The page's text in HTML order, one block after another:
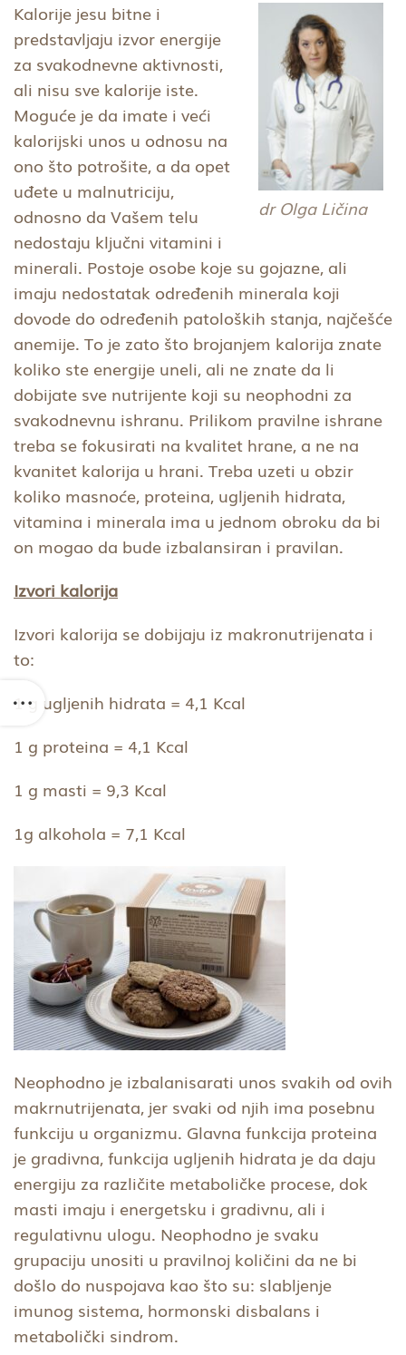
dr Olga Ličina
Kalorije jesu bitne i
predstavljaju izvor energije
za svakodnevne aktivnosti,
ali nisu sve kalorije iste.
Moguće je da imate i veći
kalorijski unos u odnosu na
ono što potrošite, a da opet
uđete u malnutriciju,
odnosno da Vašem telu
nedostaju ključni vitamini i
minerali. Postoje osobe koje su gojazne, ali
imaju nedostatak određenih minerala koji
dovode do određenih patoloških stanja, najčešće
anemije. To je zato što brojanjem kalorija znate
koliko ste energije uneli, ali ne znate da li
dobijate sve nutrijente koji su neophodni za
svakodnevnu ishranu. Prilikom pravilne ishrane
treba se fokusirati na kvalitet hrane, a ne na
kvanitet kalorija u hrani. Treba uzeti u obzir
koliko masnoće, proteina, ugljenih hidrata,
vitamina i minerala ima u jednom obroku da bi
on mogao da bude izbalansiran i pravilan.
Izvori kalorija
Izvori kalorija se dobijaju iz makronutrijenata i
to:
1 g ugljenih hidrata = 4,1 Kcal
1 g proteina = 4,1 Kcal
1 g masti = 9,3 Kcal
1g alkohola = 7,1 Kcal
Neophodno je izbalanisarati unos svakih od ovih
makrnutrijenata, jer svaki od njih ima posebnu
funkciju u organizmu. Glavna funkcija proteina
je gradivna, funkcija ugljenih hidrata je da daju
energiju za različite metaboličke procese, dok
masti imaju i energetsku i gradivnu, ali i
regulativnu ulogu. Neophodno je svaku
grupaciju unositi u pravilnoj količini da ne bi
došlo do nuspojava kao što su: slabljenje
imunog sistema, hormonski disbalans i
metabolički sindrom.